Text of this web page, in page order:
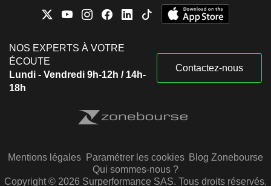
NOS EXPERTS À VOTRE
ÉCOUTE
Lundi - Vendredi 9h-12h / 14h-
18h
Contactez-nous
Mentions légales Paramétrer les cookies Blog Zonebourse
Qui sommes-nous ?
Copyright © 2026 Surperformance SAS. Tous droits réservés.